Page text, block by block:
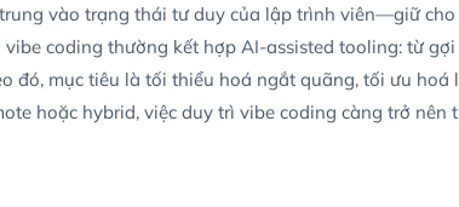
vào trạng thái tư duy của lập trình viên—giữ
coding thường kết hợp AI-assisted tooling: từ
đó, mục tiêu là tối thiểu hoá ngắt quãng, tối ưu
hoặc hybrid, việc duy trì vibe coding càng trở nên